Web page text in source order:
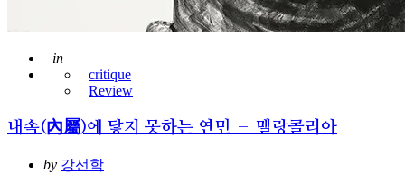
Posted
in
critique
Review
내속(內屬)에 닿지 못하는 연민 – 멜랑콜리아
Posted
by 강선학